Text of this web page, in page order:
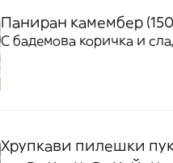
Паниран камембер
С бадемова коричка и
Хрупкави пилешки